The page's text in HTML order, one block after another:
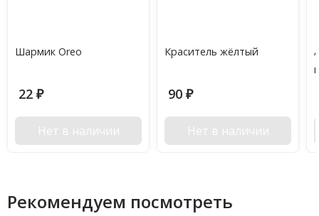
Шармик Oreo
22 ₽
Нет в наличии
Краситель жёлтый
90 ₽
Нет в наличии
Рекомендуем посмотреть